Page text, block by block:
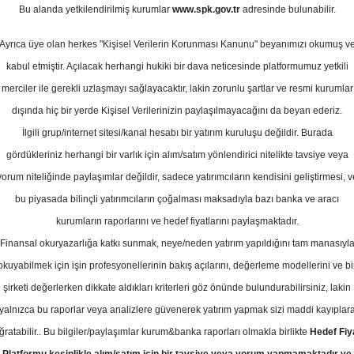
2025
Potansiyeli
Kurum Sayısı
7
4
Çarşamba, 07 Mayıs 2025
Yatırım Hedef Fiyat
OYAKC-OYAK Çimento için
fiyat ile "al" olarak yeniden
Bu alanda yetkilendirilmiş kurumlar www.spk.gov.tradresinde bulunabilir.
Ayrıca üye olan herkes "Kişisel Verilerin Korunması Kanunu" beyanımızı okumuş ve
kabul etmiştir. Açılacak herhangi hukiki bir dava neticesinde platformumuz yetkili
merciler ile gerekli uzlaşmayı sağlayacaktır, lakin zorunlu şartlar ve resmi kurumlar
dışında hiç bir yerde Kişisel Verilerinizin paylaşılmayacağını da beyan ederiz.
İlgili grup/internet sitesi/kanal hesabı bir yatırım kuruluşu değildir. Burada
gördükleriniz herhangi bir varlık için alım/satım yönlendirici nitelikte tavsiye veya
niteliğinde paylaşımlar değildir, sadece yatırımcıların kendisini geliştirmesi,
bu piyasada bilinçli yatırımcıların çoğalması maksadıyla bazı banka ve aracı
kurumların raporlarını ve hedef fiyatlarını paylaşmaktadır.
Finansal okuryazarlığa katkı sunmak, neye/neden yatırım yapıldığını tam manasıyla
için işin profesyonellerinin bakış açılarını, değerleme modellerini ve
şirketi değerlerken dikkate aldıkları kriterleri göz önünde bulundurabilirsiniz, lakin
yalnızca bu raporlar veya analizlere güvenerek yatırım yapmak sizi maddi
Bu bilgiler/paylaşımlar kurum&banka raporları olmakla birlikte Hedef